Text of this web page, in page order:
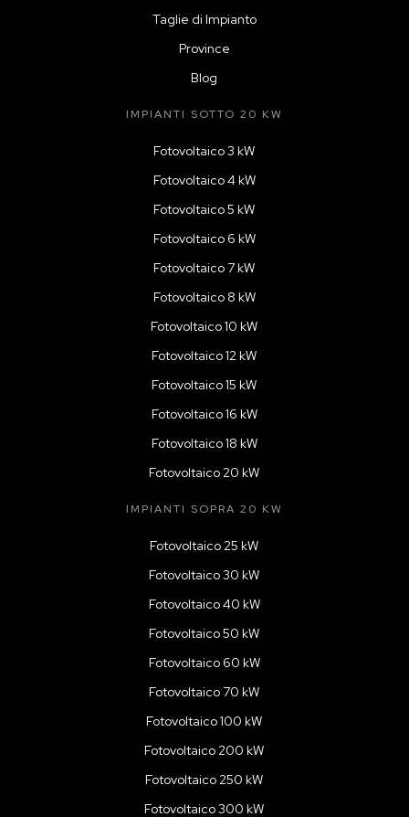
Taglie di Impianto
Province
Blog
IMPIANTI SOTTO 20 KW
Fotovoltaico 3 kW
Fotovoltaico 4 kW
Fotovoltaico 5 kW
Fotovoltaico 6 kW
Fotovoltaico 7 kW
Fotovoltaico 8 kW
Fotovoltaico 10 kW
Fotovoltaico 12 kW
Fotovoltaico 15 kW
Fotovoltaico 16 kW
Fotovoltaico 18 kW
Fotovoltaico 20 kW
IMPIANTI SOPRA 20 KW
Fotovoltaico 25 kW
Fotovoltaico 30 kW
Fotovoltaico 40 kW
Fotovoltaico 50 kW
Fotovoltaico 60 kW
Fotovoltaico 70 kW
Fotovoltaico 100 kW
Fotovoltaico 200 kW
Fotovoltaico 250 kW
Fotovoltaico 300 kW